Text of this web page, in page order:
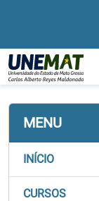
Página Inicial
MENU
INÍCIO
CURSOS